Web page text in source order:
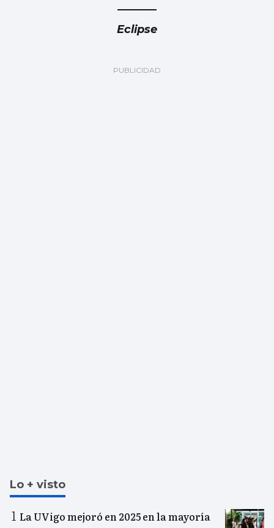
Eclipse
Lo + visto
La UVigo mejoró en 2025 en la mayoría